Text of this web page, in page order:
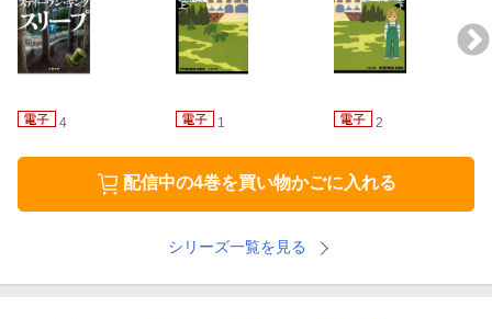
4 1 2
配信中の4巻を買い物かごに入れる
シリーズ一覧を見る